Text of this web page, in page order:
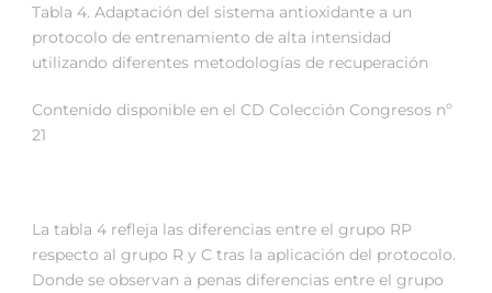
Tabla 4. Adaptación del sistema antioxidante a un
protocolo de entrenamiento de alta intensidad
utilizando diferentes metodologías de recuperación
Contenido disponible en el CD Colección Congresos nº
21
La tabla 4 refleja las diferencias entre el grupo RP
respecto al grupo R y C tras la aplicación del protocolo.
Donde se observan a penas diferencias entre el grupo